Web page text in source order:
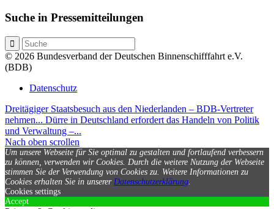
Suche in Pressemitteilungen
© 2026 Bundesverband der Deutschen Binnenschifffahrt e.V.
(BDB)
Datenschutz
Dreitägiger Staatsbesuch aus den Niederlanden – BDB-Vertreter
nehmen... Dürre in Deutschland erfordert das Handeln von Politik
und Verwaltung –...
Nach oben scrollen
Um unsere Webseite für Sie optimal zu gestalten und fortlaufend verbessern
zu können, verwenden wir Cookies. Durch die weitere Nutzung der Webseite
stimmen Sie der Verwendung von Cookies zu. Weitere Informationen zu
Cookies erhalten Sie in unserer Datenschutzerklärung
Cookies settings
Accept